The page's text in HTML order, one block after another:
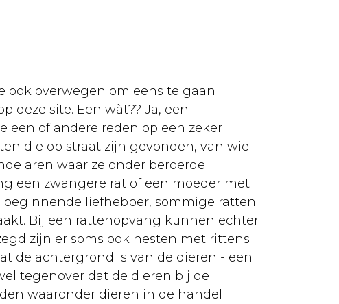
overwegen om eens te gaan
deze site. Een wàt?? Ja, een
een of andere reden op een zeker
die op straat zijn gevonden, van wie
waar ze onder beroerde
een zwangere rat of een moeder met
liefhebber, sommige ratten
Bij een rattenopvang kunnen echter
zijn er soms ook nesten met rittens
de achtergrond is van de dieren - een
tegenover dat de dieren bij de
waaronder dieren in de handel